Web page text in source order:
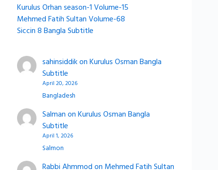
Kurulus Orhan season-1 Volume-15
Mehmed Fatih Sultan Volume-68
Siccin 8 Bangla Subtitle
sahinsiddikonKurulus Osman Bangla
Subtitle
April 20, 2026
Bangladesh
SalmanonKurulus Osman Bangla
Subtitle
April 1, 2026
Salmon
Rabbi Ahmmodon Mehmed Fatih Sultan